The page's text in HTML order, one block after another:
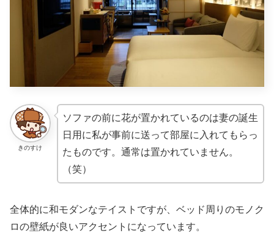
きのすけ
ソファの前に花が置かれているのは妻の誕生
日用に私が事前に送って部屋に入れてもらっ
たものです。通常は置かれていません。
（笑）
全体的に和モダンなテイストですが、ベッド周りのモノク
ロの壁紙が良いアクセントになっています。